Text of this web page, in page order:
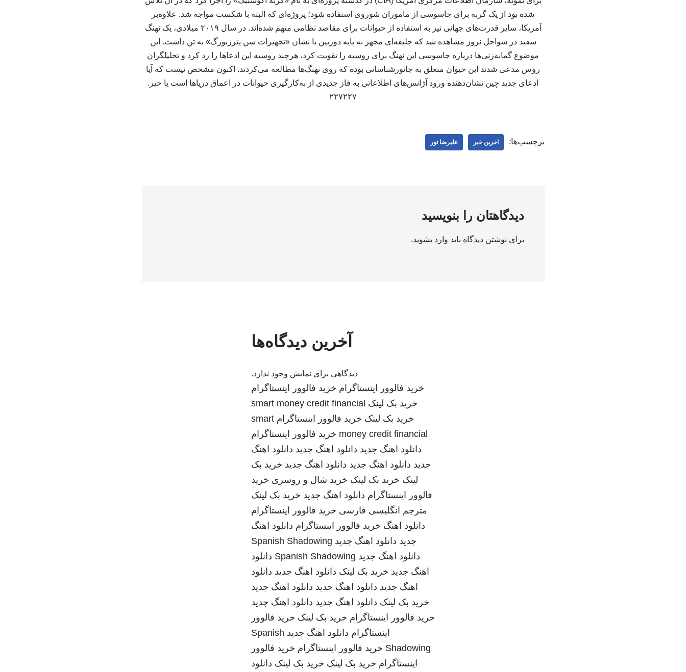
شده بود از یک گربه برای جاسوسی از ماموران شوروی استفاده شود؛ پروژه‌ای که البته با شکست مواجه شد. علاوه‌بر
آمریکا، سایر قدرت‌های جهانی نیز به استفاده از حیوانات برای مقاصد نظامی متهم شده‌اند. در سال ۲۰۱۹ میلادی، یک نهنگ
سفید در سواحل نروژ مشاهده شد که جلیقه‌ای مجهز به پایه‌ دوربین با نشان «تجهیزات سن پترزبورگ» به تن داشت. این
موضوع گمانه‌زنی‌ها درباره جاسوسی این نهنگ برای روسیه را تقویت کرد، هرچند روسیه این ادعاها را رد کرد و تحلیلگران
روس مدعی شدند این حیوان متعلق به جانورشناسانی بوده که روی نهنگ‌ها مطالعه می‌کردند. اکنون مشخص نیست که آیا
ادعای جدید چین نشان‌دهنده ورود آژانس‌های اطلاعاتی به فاز جدیدی از به‌کارگیری حیوانات در اعماق دریاها است یا خیر.
۲۲۷۲۲۷
برچسب‌ها: اخرین خبر علیرضا تور
دیدگاهتان را بنویسید
برای نوشتن دیدگاه باید وارد بشوید.
آخرین دیدگاه‌ها
دیدگاهی برای نمایش وجود ندارد.
خرید فالوور اینستاگرام خرید فالوور اینستاگرام
خرید بک لینک smart money credit financial
خرید بک لینک خرید فالوور اینستاگرام smart
money credit financial خرید فالوور اینستاگرام
دانلود اهنگ جدید دانلود اهنگ جدید دانلود اهنگ
جدید دانلود اهنگ جدید دانلود اهنگ جدید خرید بک
لینک خرید بک لینک خرید شال و روسری خرید
فالوور اینستاگرام دانلود اهنگ جدید خرید بک لینک
مترجم انگلیسی فارسی خرید فالوور اینستاگرام
دانلود اهنگ خرید فالوور اینستاگرام دانلود اهنگ
جدید دانلود اهنگ جدید Spanish Shadowing
دانلود اهنگ جدید Spanish Shadowing دانلود
اهنگ جدید خرید بک لینک دانلود اهنگ جدید دانلود
اهنگ جدید دانلود اهنگ جدید دانلود اهنگ جدید
خرید بک لینک دانلود اهنگ جدید دانلود اهنگ جدید
خرید فالوور اینستاگرام خرید بک لینک خرید فالوور
اینستاگرام دانلود اهنگ جدید Spanish
Shadowing خرید فالوور اینستاگرام خرید فالوور
اینستاگرام خرید بک لینک خرید بک لینک دانلود